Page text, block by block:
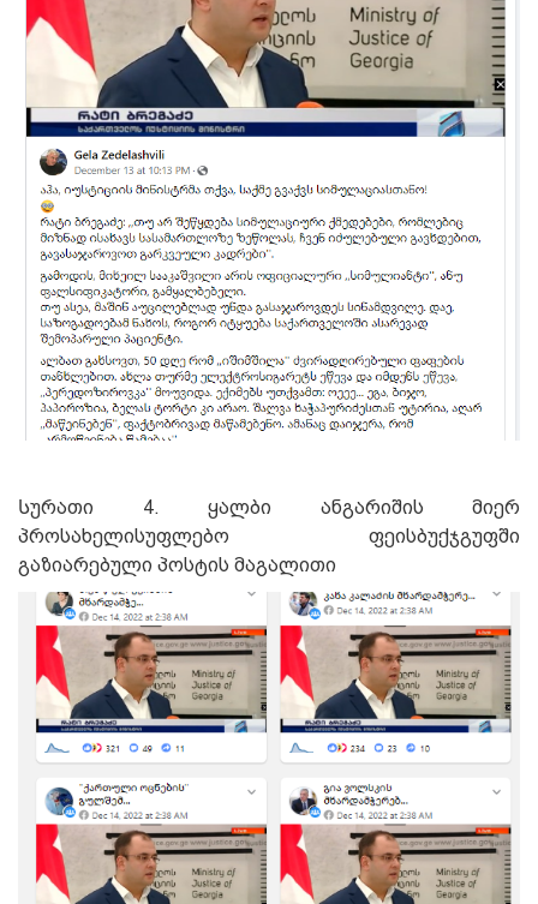
Სურათი 4. ყალბი ანგარიშის მიერ
პროსახელისუფლებო ფეისბუქჯგუფში
გაზიარებული პოსტის მაგალითი